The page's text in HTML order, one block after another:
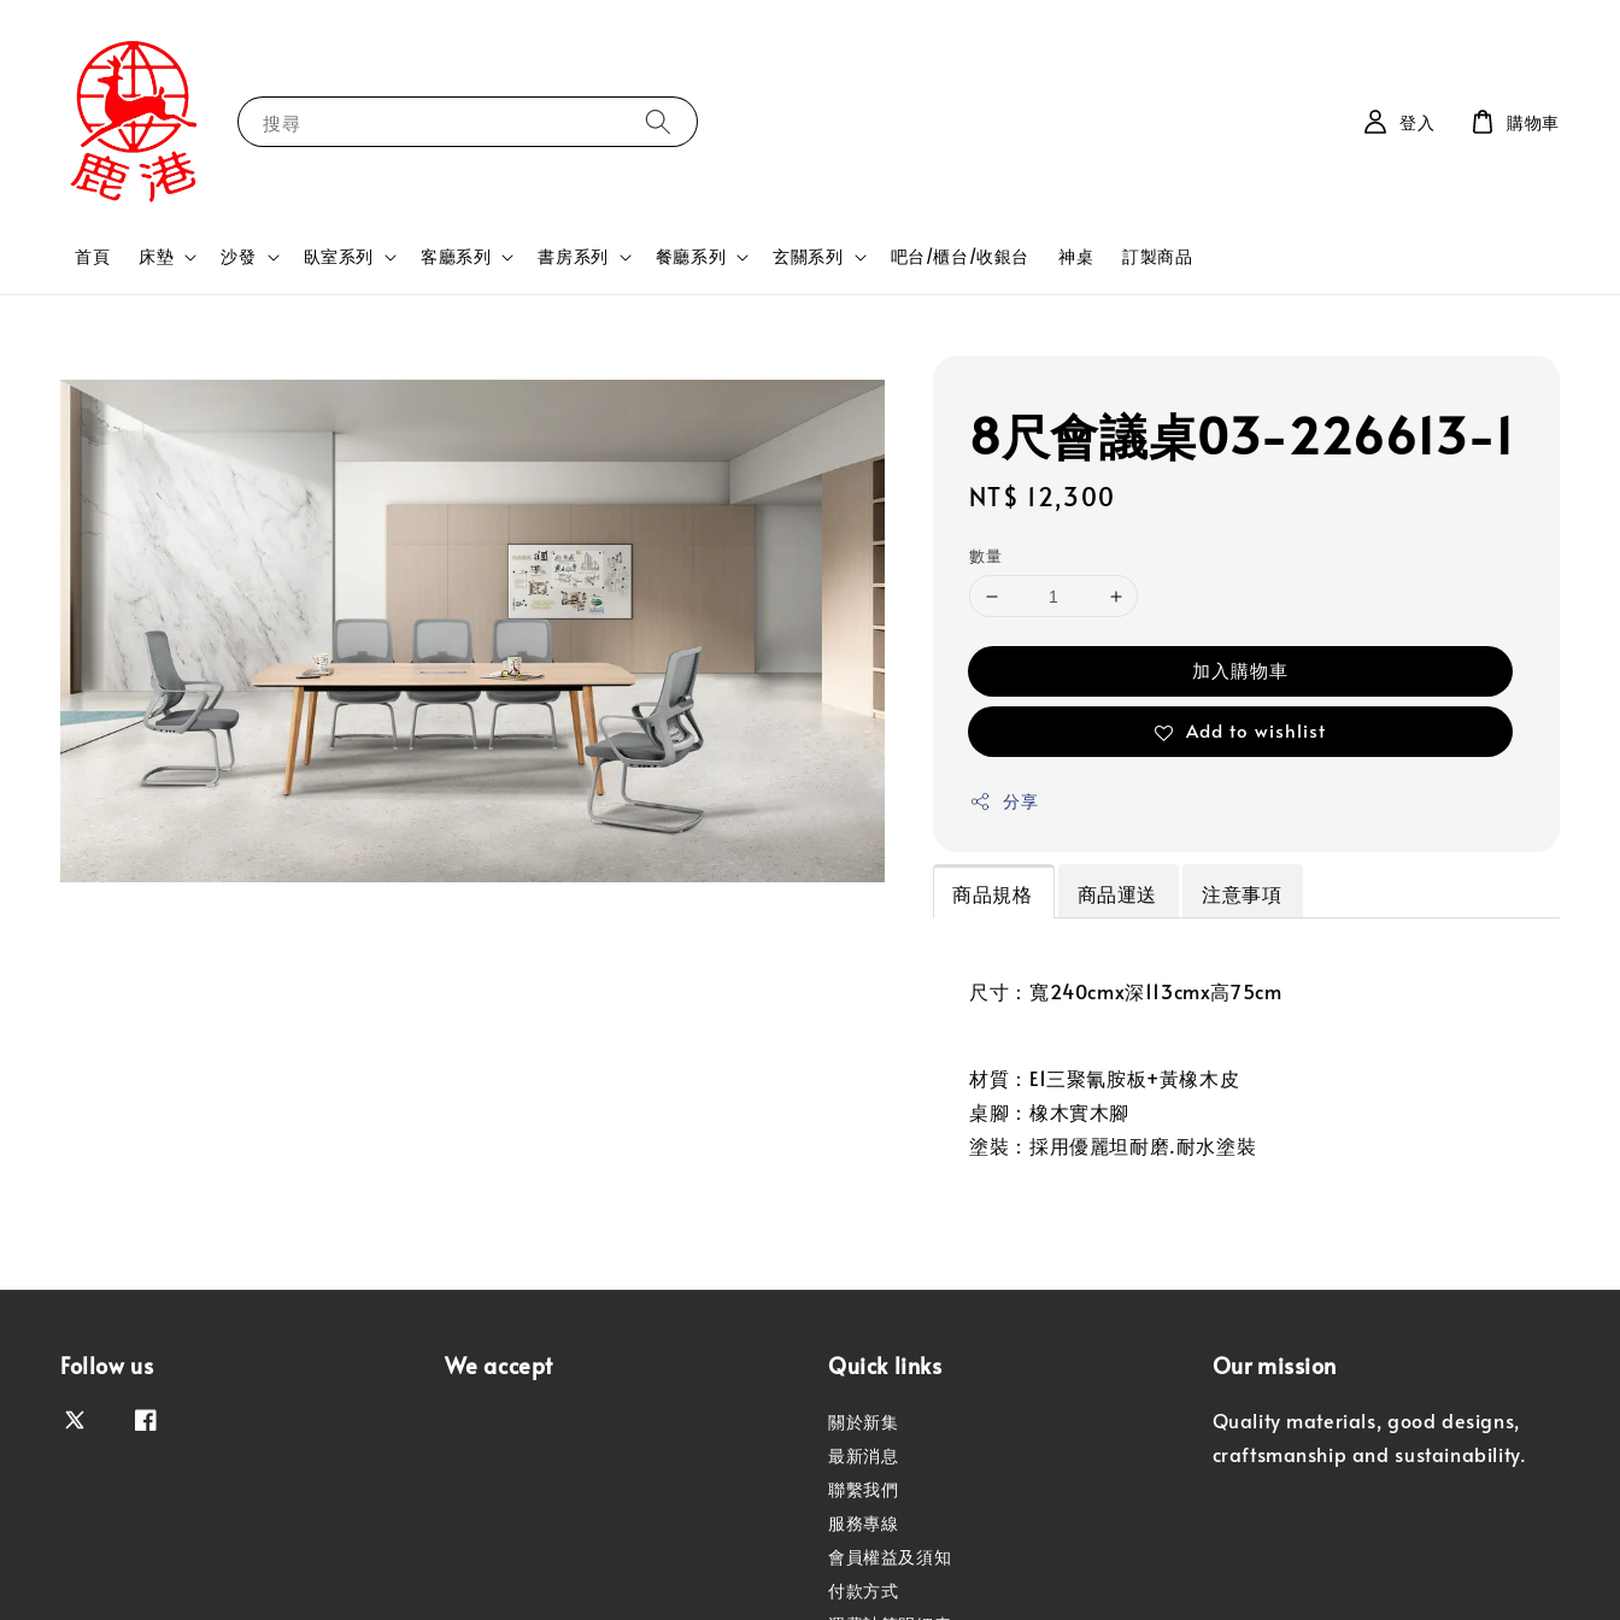
搜尋
首頁 床墊 沙發 臥室系列 客廳系列 書房系列 餐廳系列 玄關系列 吧台/櫃台/收銀台 神桌 訂製商品
登入 購物車
8尺會議桌03-226613-1
Regular
NT$ 12,300
數量
加入購物車
Add to wishlist
分享
商品規格 商品運送 注意事項
尺寸：寬240cmx深113cmx高75cm
材質：E1三聚氰胺板+黃橡木皮
桌腳：橡木實木腳
塗裝：採用優麗坦耐磨.耐水塗裝
Follow us We accept Quick links
關於新集
最新消息
聯繫我們
服務專線
會員權益及須知
付款方式
Our mission
Quality materials, good designs,
craftsmanship and sustainability.